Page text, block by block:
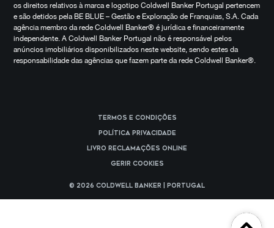
os direitos relativos à marca e logotipo Coldwell Banker Portugal pertencem
e são detidos pela BE BLUE – Gestão e Exploração de Franquias, S.A. Cada
agência membro da rede Coldwell Banker® é jurídica e financeiramente
independente. A Coldwell Banker Portugal não é responsável pelos
anúncios imobiliários disponibilizados neste website, sendo estes da
responsabilidade das agências que fazem parte da rede Coldwell Banker®.
Termos e Condições
Política Privacidade
Livro reclamações online
Gerir cookies
© 2026 Coldwell Banker | Portugal